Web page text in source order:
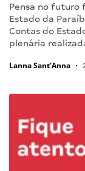
Pensa no futuro
Estado da
Contas do
plenária
Lanna Sant'Anna •